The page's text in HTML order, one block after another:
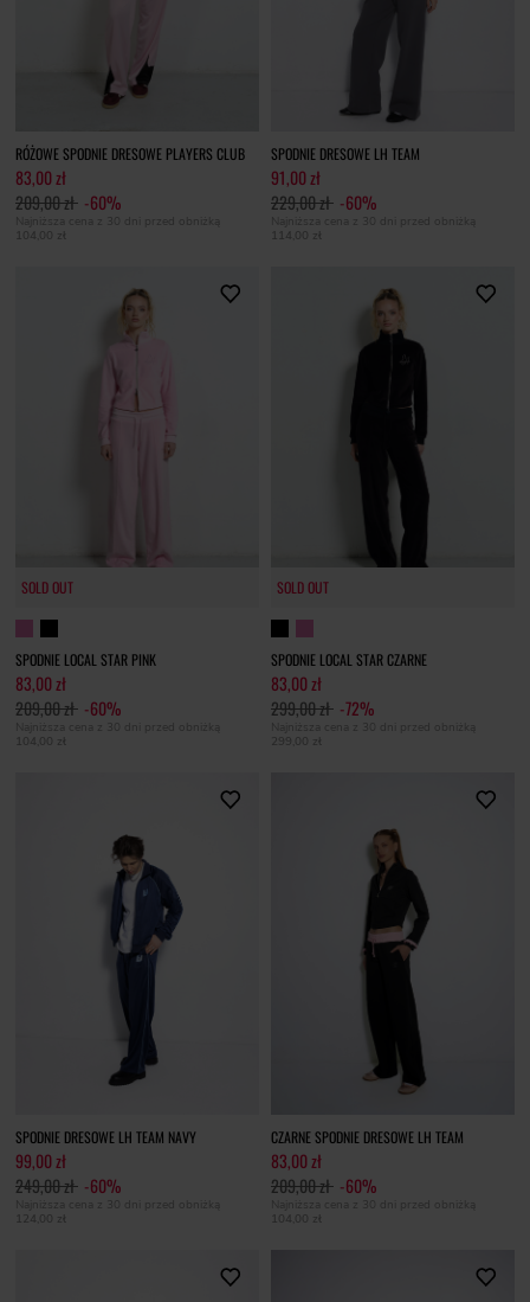
RÓŻOWE SPODNIE DRESOWE PLAYERS CLUB
83,00 zł
209,00 zł -60%
Najniższa cena z 30 dni przed obniżką
104,00 zł
SPODNIE DRESOWE LH TEAM
91,00 zł
229,00 zł -60%
Najniższa cena z 30 dni przed obniżką
114,00 zł
SOLD OUT
SPODNIE LOCAL STAR PINK
83,00 zł
209,00 zł -60%
Najniższa cena z 30 dni przed obniżką
104,00 zł
SOLD OUT
SPODNIE LOCAL STAR CZARNE
83,00 zł
299,00 zł -72%
Najniższa cena z 30 dni przed obniżką
299,00 zł
SPODNIE DRESOWE LH TEAM NAVY
99,00 zł
249,00 zł -60%
Najniższa cena z 30 dni przed obniżką
124,00 zł
CZARNE SPODNIE DRESOWE LH TEAM
83,00 zł
209,00 zł -60%
Najniższa cena z 30 dni przed obniżką
104,00 zł